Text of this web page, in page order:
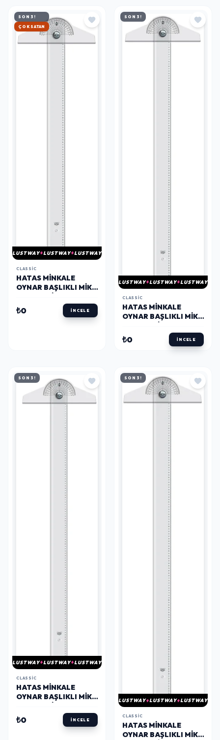
SON 3!
HIZLI KARGO
LUSTWAY LUSTWAY LUSTWAY
CLASSIC
HATAS MINKALE
OYNAR BAŞLIKLI MIKA
CM.
₺0 İNCELE
SON 3!
LUSTWAY LUSTWAY LUSTWAY
CLASSIC
HATAS MINKALE
OYNAR BAŞLIKLI MIKA
100 CM.
₺0 İNCELE
SON 3!
LUSTWAY LUSTWAY LUSTWAY
CLASSIC
HATAS MINKALE
OYNAR BAŞLIKLI MIKA
CM.
₺0 İNCELE
SON 3!
LUSTWAY LUSTWAY LUSTWAY
CLASSIC
HATAS MINKALE
OYNAR BAŞLIKLI MIKA